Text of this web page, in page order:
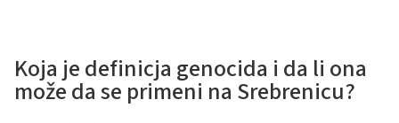
Koja je definicja genocida i da li ona
može da se primeni na Srebrenicu?